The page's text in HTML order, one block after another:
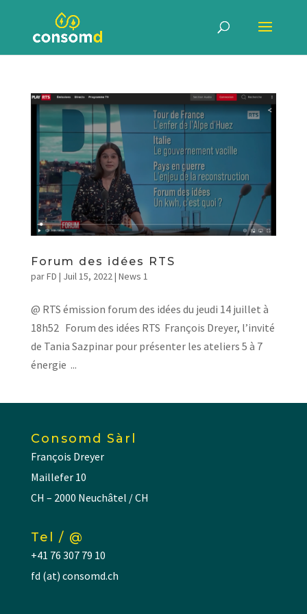
Forum des idées RTS
parFD | Juil 15, 2022| News 1
@ RTS émission forum des idées du jeudi 14 juillet à
18h52 Forum des idées RTS François Dreyer, l’invité
de Tania Sazpinar pour présenter les ateliers 5 à 7
énergie ...
Consomd Sàrl
François Dreyer
Maillefer 10
CH – 2000 Neuchâtel / CH
Tel / @
+41 76 307 79 10
fd (at) consomd.ch